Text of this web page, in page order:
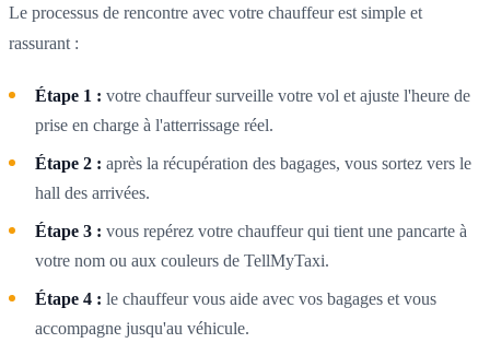
Le processus de rencontre avec votre chauffeur est simple et
rassurant :
Étape 1 : votre chauffeur surveille votre vol et ajuste l'heure de
prise en charge à l'atterrissage réel.
Étape 2 : après la récupération des bagages, vous sortez vers le
hall des arrivées.
Étape 3 : vous repérez votre chauffeur qui tient une pancarte à
votre nom ou aux couleurs de TellMyTaxi.
Étape 4 : le chauffeur vous aide avec vos bagages et vous
accompagne jusqu'au véhicule.